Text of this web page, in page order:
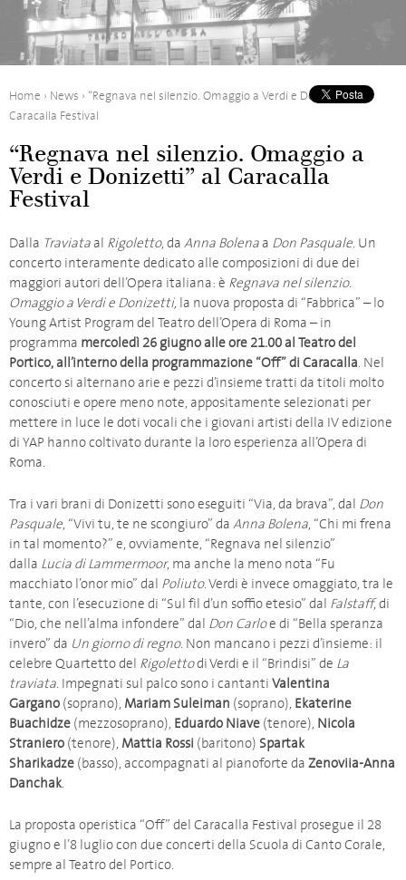
Home › News › “Regnava nel silenzio. Omaggio a Verdi e Donizetti” al
Caracalla Festival
“Regnava nel silenzio. Omaggio a
Verdi e Donizetti” al Caracalla
Festival
Dalla Traviata al Rigoletto, da Anna Bolena a Don Pasquale. Un
concerto interamente dedicato alle composizioni di due dei
maggiori autori dell’Opera italiana: è Regnava nel silenzio.
Omaggio a Verdi e Donizetti, la nuova proposta di “Fabbrica” – lo
Young Artist Program del Teatro dell’Opera di Roma – in
programma mercoledì 26 giugno alle ore 21.00 al Teatro del
Portico, all’interno della programmazione “Off” di Caracalla. Nel
concerto si alternano arie e pezzi d’insieme tratti da titoli molto
conosciuti e opere meno note, appositamente selezionati per
mettere in luce le doti vocali che i giovani artisti della IV edizione
di YAP hanno coltivato durante la loro esperienza all’Opera di
Roma.
Tra i vari brani di Donizetti sono eseguiti “Via, da brava”, dal Don
Pasquale, “Vivi tu, te ne scongiuro” da Anna Bolena, “Chi mi frena
in tal momento?” e, ovviamente, “Regnava nel silenzio”
dalla Lucia di Lammermoor, ma anche la meno nota “Fu
macchiato l’onor mio” dal Poliuto. Verdi è invece omaggiato, tra le
tante, con l’esecuzione di “Sul fil d’un soffio etesio” dal Falstaff, di
“Dio, che nell’alma infondere” dal Don Carloe di “Bella speranza
invero” da Un giorno di regno. Non mancano i pezzi d’insieme: il
celebre Quartetto del Rigolettodi Verdi e il “Brindisi” de La
traviata. Impegnati sul palco sono i cantanti Valentina
Gargano (soprano), Mariam Suleiman (soprano), Ekaterine
Buachidze (mezzosoprano), Eduardo Niave (tenore), Nicola
Straniero (tenore), Mattia Rossi (baritono) Spartak
Sharikadze (basso), accompagnati al pianoforte da Zenoviia-Anna
Danchak.
La proposta operistica “Off” del Caracalla Festival prosegue il 28
giugno e l’8 luglio con due concerti della Scuola di Canto Corale,
sempre al Teatro del Portico.